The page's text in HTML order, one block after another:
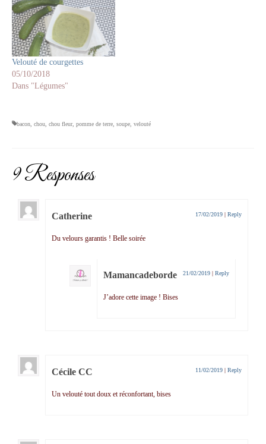
Velouté de courgettes
05/10/2018
Dans "Légumes"
bacon chou chou fleur, pomme de terre soupe velouté
9 Responses
Catherine 17/02/2019 | Reply
Du velours garantis ! Belle soirée
Mamancadeborde 21/02/2019 | Reply
J’adore cette image ! Bises
Cécile CC 11/02/2019 | Reply
Un velouté tout doux et réconfortant, bises